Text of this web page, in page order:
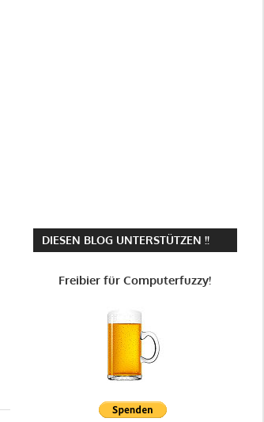
DIESEN BLOG UNTERSTÜTZEN !!
Freibier für Computerfuzzy!